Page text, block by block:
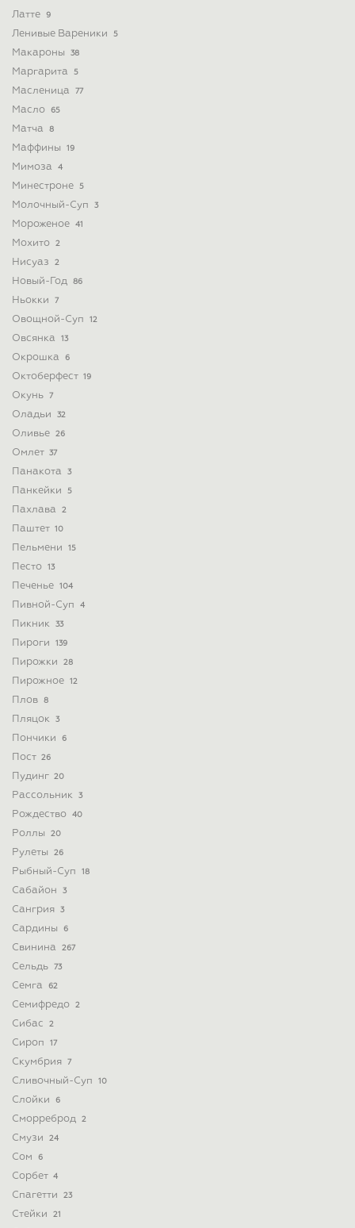
Латте
9
Ленивые Вареники 5
Макароны 38
Маргарита 5
Масленица 77
Масло 65
Матча 8
Маффины 19
Мимоза 4
Минестроне 5
Молочный-Суп 3
Мороженое 41
Мохито 2
Нисуаз 2
Новый-Год 86
Ньокки 7
Овощной-Суп 12
Овсянка 13
Окрошка 6
Октоберфест 19
Окунь 7
Оладьи 32
Оливье 26
Омлет 37
Панакота 3
Панкейки 5
Пахлава 2
Паштет 10
Пельмени 15
Песто 13
Печенье 104
Пивной-Суп 4
Пикник 33
Пироги 139
Пирожки 28
Пирожное 12
Плов 8
Пляцок 3
Пончики 6
Пост 26
Пудинг 20
Рассольник 3
Рождество 40
Роллы 20
Рулеты 26
Рыбный-Суп 18
Сабайон 3
Сангрия 3
Сардины 6
Свинина 267
Сельдь 73
Семга 62
Семифредо 2
Сибас 2
Сироп 17
Скумбрия 7
Сливочный-Суп 10
Слойки 6
Сморреброд 2
Смузи 24
Сом 6
Сорбет 4
Спагетти 23
Стейки 21